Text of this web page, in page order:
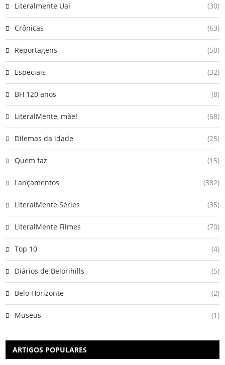
Literalmente Uai (30)
Crônicas (63)
Reportagens (50)
Especiais (32)
BH 120 anos (8)
LiteralMente, mãe! (68)
Dilemas da idade (25)
Quem faz (15)
Lançamentos (382)
LiteralMente Séries (35)
LiteralMente Filmes (70)
Top 10 (4)
Diários de Belorihills (5)
Belo Horizonte (2)
Museus (1)
ARTIGOS POPULARES